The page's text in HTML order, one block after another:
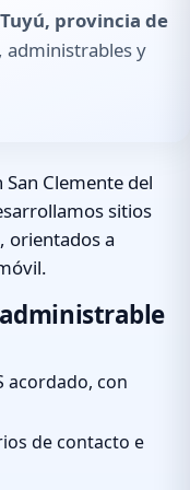
provincia de
, administrables y
San Clemente del
sitios
, orientados a
acordado, con
de contacto e